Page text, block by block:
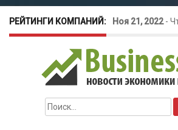
РЕЙТИНГИ КОМПАНИЙ: Ноя 21, 2022-
для открытия
Окт 26, 2022-
amoCRM:
Найти: